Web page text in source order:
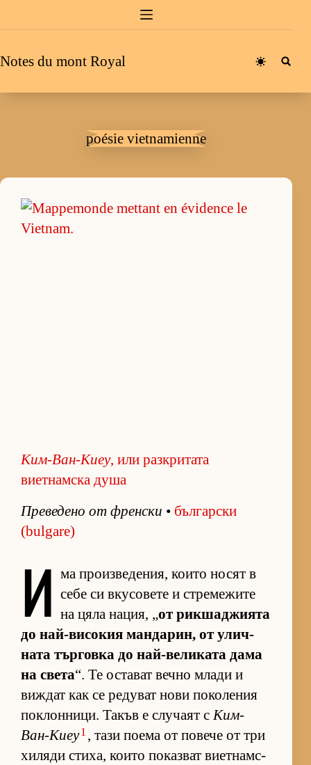
au
Notes du mont Royal
poésie vietnamienne
Ким-Ван-Киеу, или разкритата
виетнамска душа
Пре­ве­дено от френ­ски • бъл­гар­ски
(bulgare)
И ма про­из­ве­де­ния, ко­ито но­сят в
себе си вку­со­вете и стре­ме­жите
на цяла на­ция, „от рик­ша­джи­ята
до най-ви­со­кия ман­да­рин, от улич­
ната тър­говка до най-ве­ли­ката дама
на света“. Те ос­та­ват вечно млади и
виж­дат как се ре­ду­ват нови по­ко­ле­ния
пок­лон­ни­ци. Та­къв е слу­чаят сКим-
Ван-Киеу1 , тази по­ема от по­вече от три
хи­ляди сти­ха, ко­ито по­каз­ват ви­ет­нам­с­